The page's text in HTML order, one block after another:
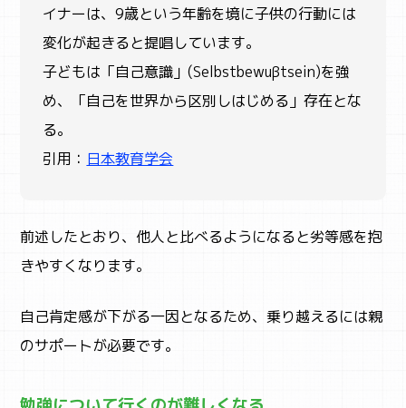
イナーは、9歳という年齢を境に子供の行動には
変化が起きると提唱しています。
子どもは「自己意識」(Selbstbewuβtsein)を強
め、「自己を世界から区別しはじめる」存在とな
る。
引用： 日本教育学会
前述したとおり、他人と比べるようになると劣等感を抱
きやすくなります。
自己肯定感が下がる一因となるため、乗り越えるには親
のサポートが必要です。